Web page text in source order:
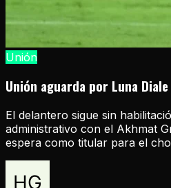
Unión
Unión aguarda por Luna Diale
El delantero sigue sin
administrativo con el Akhmat
espera como titular para el